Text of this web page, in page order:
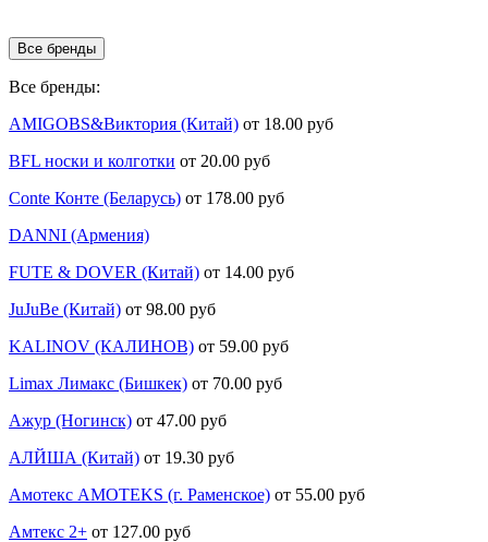
Все бренды
Все бренды:
AMIGOBS&Виктория (Китай) от 18.00 руб
BFL носки и колготки от 20.00 руб
Conte Конте (Беларусь) от 178.00 руб
DANNI (Армения)
FUTE & DOVER (Китай) от 14.00 руб
JuJuBe (Китай) от 98.00 руб
KALINOV (КАЛИНОВ) от 59.00 руб
Limax Лимакс (Бишкек) от 70.00 руб
Ажур (Ногинск) от 47.00 руб
АЛЙША (Китай) от 19.30 руб
Амотекс AMOTEKS (г. Раменское) от 55.00 руб
Амтекс 2+ от 127.00 руб